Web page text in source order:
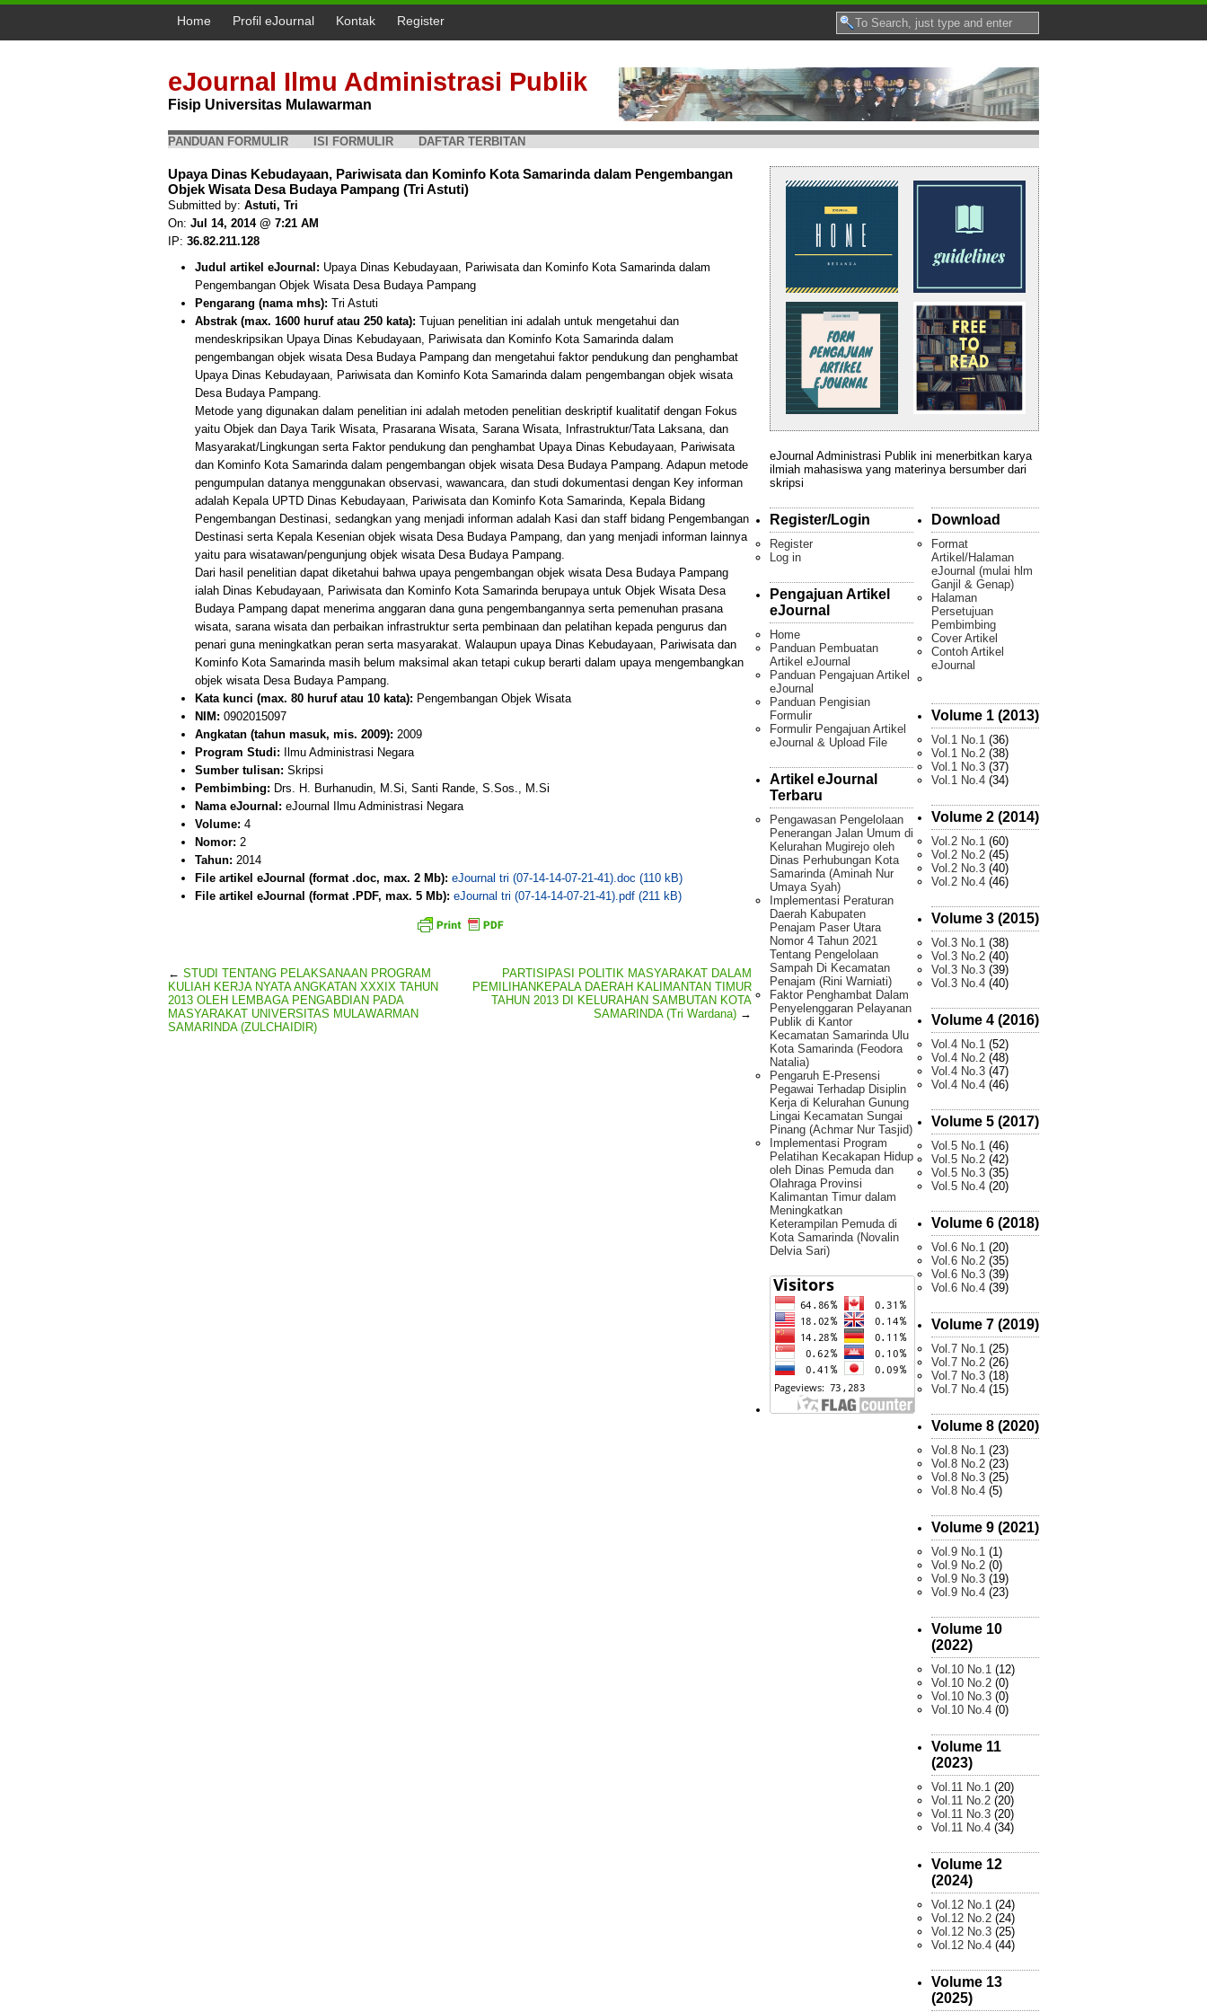
Home Profil eJournal Kontak Register
eJournal Ilmu Administrasi Publik
Fisip Universitas Mulawarman
PANDUAN FORMULIR ISI FORMULIR DAFTAR TERBITAN
Upaya Dinas Kebudayaan, Pariwisata dan Kominfo Kota Samarinda dalam Pengembangan
Objek Wisata Desa Budaya Pampang (Tri Astuti)
Submitted by: Astuti, Tri
On: Jul 14, 2014 @ 7:21 AM
IP: 36.82.211.128
Judul artikel eJournal: Upaya Dinas Kebudayaan, Pariwisata dan Kominfo Kota Samarinda dalam
Pengembangan Objek Wisata Desa Budaya Pampang
Pengarang (nama mhs): Tri Astuti
Abstrak (max. 1600 huruf atau 250 kata): Tujuan penelitian ini adalah untuk mengetahui dan
mendeskripsikan Upaya Dinas Kebudayaan, Pariwisata dan Kominfo Kota Samarinda dalam
pengembangan objek wisata Desa Budaya Pampang dan mengetahui faktor pendukung dan penghambat
Upaya Dinas Kebudayaan, Pariwisata dan Kominfo Kota Samarinda dalam pengembangan objek wisata
Desa Budaya Pampang.
Metode yang digunakan dalam penelitian ini adalah metoden penelitian deskriptif kualitatif dengan Fokus
yaitu Objek dan Daya Tarik Wisata, Prasarana Wisata, Sarana Wisata, Infrastruktur/Tata Laksana, dan
Masyarakat/Lingkungan serta Faktor pendukung dan penghambat Upaya Dinas Kebudayaan, Pariwisata
dan Kominfo Kota Samarinda dalam pengembangan objek wisata Desa Budaya Pampang. Adapun metode
pengumpulan datanya menggunakan observasi, wawancara, dan studi dokumentasi dengan Key informan
adalah Kepala UPTD Dinas Kebudayaan, Pariwisata dan Kominfo Kota Samarinda, Kepala Bidang
Pengembangan Destinasi, sedangkan yang menjadi informan adalah Kasi dan staff bidang Pengembangan
Destinasi serta Kepala Kesenian objek wisata Desa Budaya Pampang, dan yang menjadi informan lainnya
yaitu para wisatawan/pengunjung objek wisata Desa Budaya Pampang.
Dari hasil penelitian dapat diketahui bahwa upaya pengembangan objek wisata Desa Budaya Pampang
ialah Dinas Kebudayaan, Pariwisata dan Kominfo Kota Samarinda berupaya untuk Objek Wisata Desa
Budaya Pampang dapat menerima anggaran dana guna pengembangannya serta pemenuhan prasana
wisata, sarana wisata dan perbaikan infrastruktur serta pembinaan dan pelatihan kepada pengurus dan
penari guna meningkatkan peran serta masyarakat. Walaupun upaya Dinas Kebudayaan, Pariwisata dan
Kominfo Kota Samarinda masih belum maksimal akan tetapi cukup berarti dalam upaya mengembangkan
objek wisata Desa Budaya Pampang.
Kata kunci (max. 80 huruf atau 10 kata): Pengembangan Objek Wisata
NIM: 0902015097
Angkatan (tahun masuk, mis. 2009): 2009
Program Studi: Ilmu Administrasi Negara
Sumber tulisan: Skripsi
Pembimbing: Drs. H. Burhanudin, M.Si, Santi Rande, S.Sos., M.Si
Nama eJournal: eJournal Ilmu Administrasi Negara
Volume: 4
Nomor: 2
Tahun: 2014
File artikel eJournal (format .doc, max. 2 Mb): eJournal tri (07-14-14-07-21-41).doc (110 kB)
File artikel eJournal (format .PDF, max. 5 Mb): eJournal tri (07-14-14-07-21-41).pdf (211 kB)
← STUDI TENTANG PELAKSANAAN PROGRAM
KULIAH KERJA NYATA ANGKATAN XXXIX TAHUN
2013 OLEH LEMBAGA PENGABDIAN PADA
MASYARAKAT UNIVERSITAS MULAWARMAN
SAMARINDA (ZULCHAIDIR)
PARTISIPASI POLITIK MASYARAKAT DALAM
PEMILIHANKEPALA DAERAH KALIMANTAN TIMUR
TAHUN 2013 DI KELURAHAN SAMBUTAN KOTA
SAMARINDA (Tri Wardana) →
eJournal Administrasi Publik ini menerbitkan karya
ilmiah mahasiswa yang materinya bersumber dari
skripsi
Register/Login
Register
Log in
Pengajuan Artikel
eJournal
Home
Panduan Pembuatan
Artikel eJournal
Panduan Pengajuan Artikel
eJournal
Panduan Pengisian
Formulir
Formulir Pengajuan Artikel
eJournal & Upload File
Artikel eJournal
Terbaru
Pengawasan Pengelolaan
Penerangan Jalan Umum di
Kelurahan Mugirejo oleh
Dinas Perhubungan Kota
Samarinda (Aminah Nur
Umaya Syah)
Implementasi Peraturan
Daerah Kabupaten
Penajam Paser Utara
Nomor 4 Tahun 2021
Tentang Pengelolaan
Sampah Di Kecamatan
Penajam (Rini Warniati)
Faktor Penghambat Dalam
Penyelenggaran Pelayanan
Publik di Kantor
Kecamatan Samarinda Ulu
Kota Samarinda (Feodora
Natalia)
Pengaruh E-Presensi
Pegawai Terhadap Disiplin
Kerja di Kelurahan Gunung
Lingai Kecamatan Sungai
Pinang (Achmar Nur Tasjid)
Implementasi Program
Pelatihan Kecakapan Hidup
oleh Dinas Pemuda dan
Olahraga Provinsi
Kalimantan Timur dalam
Meningkatkan
Keterampilan Pemuda di
Kota Samarinda (Novalin
Delvia Sari)
Download
Format
Artikel/Halaman
eJournal (mulai hlm
Ganjil & Genap)
Halaman
Persetujuan
Pembimbing
Cover Artikel
Contoh Artikel
eJournal
Volume 1 (2013)
Vol.1 No.1 (36)
Vol.1 No.2 (38)
Vol.1 No.3 (37)
Vol.1 No.4 (34)
Volume 2 (2014)
Vol.2 No.1 (60)
Vol.2 No.2 (45)
Vol.2 No.3 (40)
Vol.2 No.4 (46)
Volume 3 (2015)
Vol.3 No.1 (38)
Vol.3 No.2 (40)
Vol.3 No.3 (39)
Vol.3 No.4 (40)
Volume 4 (2016)
Vol.4 No.1 (52)
Vol.4 No.2 (48)
Vol.4 No.3 (47)
Vol.4 No.4 (46)
Volume 5 (2017)
Vol.5 No.1 (46)
Vol.5 No.2 (42)
Vol.5 No.3 (35)
Vol.5 No.4 (20)
Volume 6 (2018)
Vol.6 No.1 (20)
Vol.6 No.2 (35)
Vol.6 No.3 (39)
Vol.6 No.4 (39)
Volume 7 (2019)
Vol.7 No.1 (25)
Vol.7 No.2 (26)
Vol.7 No.3 (18)
Vol.7 No.4 (15)
Volume 8 (2020)
Vol.8 No.1 (23)
Vol.8 No.2 (23)
Vol.8 No.3 (25)
Vol.8 No.4 (5)
Volume 9 (2021)
Vol.9 No.1 (1)
Vol.9 No.2 (0)
Vol.9 No.3 (19)
Vol.9 No.4 (23)
Volume 10
(2022)
Vol.10 No.1 (12)
Vol.10 No.2 (0)
Vol.10 No.3 (0)
Vol.10 No.4 (0)
Volume 11
(2023)
Vol.11 No.1 (20)
Vol.11 No.2 (20)
Vol.11 No.3 (20)
Vol.11 No.4 (34)
Volume 12
(2024)
Vol.12 No.1 (24)
Vol.12 No.2 (24)
Vol.12 No.3 (25)
Vol.12 No.4 (44)
Volume 13
(2025)